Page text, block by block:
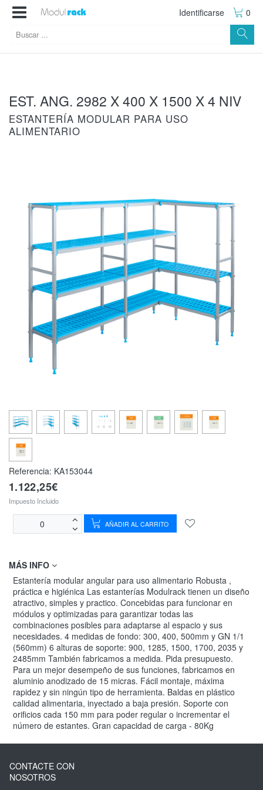
Identificarse 0
EST. ANG. 2982 X 400 X 1500 X 4 NIV
ESTANTERÍA MODULAR PARA USO
ALIMENTARIO
Referencia: KA153044
1.122,25€
Impuesto Incluido
AÑADIR AL CARRITO
MÁS INFO
Estantería modular angular para uso alimentario Robusta ,
práctica e higiénica Las estanterías Modulrack tienen un diseño
atractivo, simples y practico. Concebidas para funcionar en
módulos y optimizadas para garantizar todas las
combinaciones posibles para adaptarse al espacio y sus
necesidades. 4 medidas de fondo: 300, 400, 500mm y GN 1/1
(560mm) 6 alturas de soporte: 900, 1285, 1500, 1700, 2035 y
2485mm También fabricamos a medida. Pida presupuesto.
Para un mejor desempeño de sus funciones, fabricamos en
aluminio anodizado de 15 micras. Fácil montaje, máxima
rapidez y sin ningún tipo de herramienta. Baldas en plástico
calidad alimentaria, inyectado a baja presión. Soporte con
orificios cada 150 mm para poder regular o incrementar el
número de estantes. Gran capacidad de carga - 80Kg
CONTACTE CON
NOSOTROS